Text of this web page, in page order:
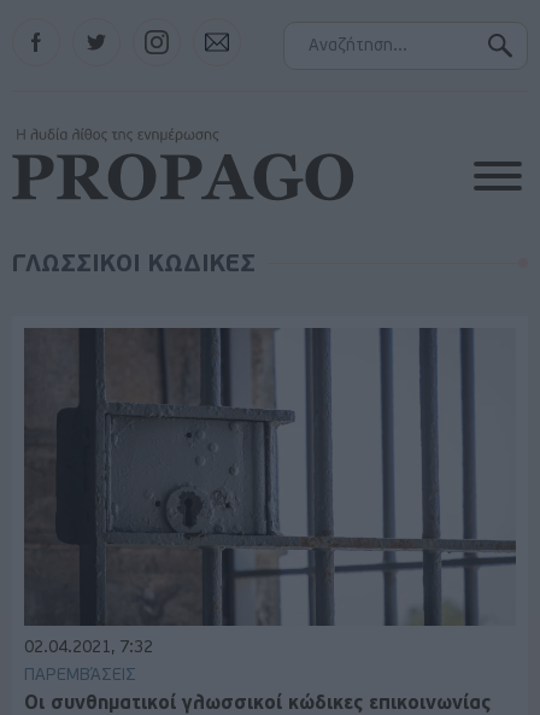
Instagram
ΓΛΩΣΣΙΚΟΙ ΚΩΔΙΚΕΣ
02.04.2021, 7:32
ΠΑΡΕΜΒΆΣΕΙΣ
Οι συνθηματικοί γλωσσικοί κώδικες επικοινωνίας